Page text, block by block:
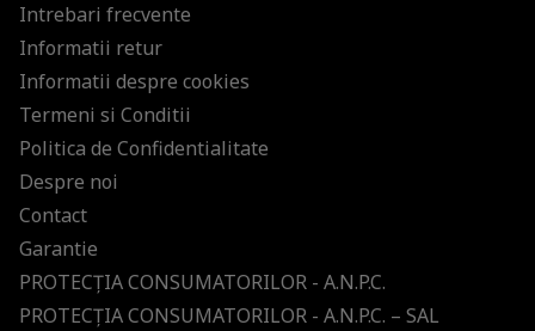
Intrebari frecvente
Informatii retur
Informatii despre cookies
Termeni si Conditii
Politica de Confidentialitate
Despre noi
Contact
Garantie
PROTECŢIA CONSUMATORILOR - A.N.P.C.
PROTECŢIA CONSUMATORILOR - A.N.P.C. – SAL